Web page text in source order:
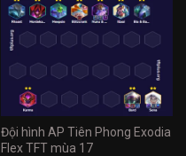
Đội hình AP Tiên Phong Exodia
Flex TFT mùa 17